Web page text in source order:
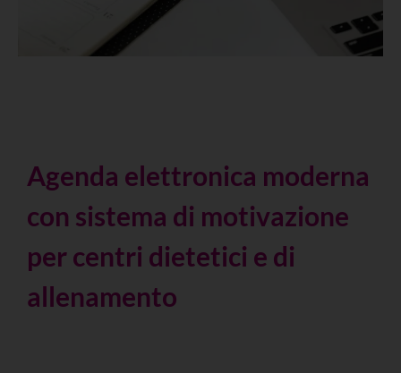
Agenda elettronica moderna
con sistema di motivazione
per centri dietetici e di
allenamento